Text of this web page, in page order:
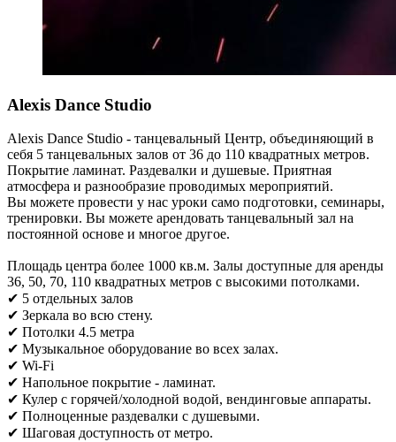
Alexis Dance Studio
Alexis Dance Studio - танцевальный Центр, объединяющий в
себя 5 танцевальных залов от 36 до 110 квадратных метров.
Покрытие ламинат. Раздевалки и душевые. Приятная
атмосфера и разнообразие проводимых мероприятий.
Вы можете провести у нас уроки само подготовки, семинары,
тренировки. Вы можете арендовать танцевальный зал на
постоянной основе и многое другое.
Площадь центра более 1000 кв.м. Залы доступные для аренды
36, 50, 70, 110 квадратных метров с высокими потолками.
✔ 5 отдельных залов
✔ Зеркала во всю стену.
✔ Потолки 4.5 метра
✔ Музыкальное оборудование во всех залах.
✔ Wi-Fi
✔ Напольное покрытие - ламинат.
✔ Кулер с горячей/холодной водой, вендинговые аппараты.
✔ Полноценные раздевалки с душевыми.
✔ Шаговая доступность от метро.